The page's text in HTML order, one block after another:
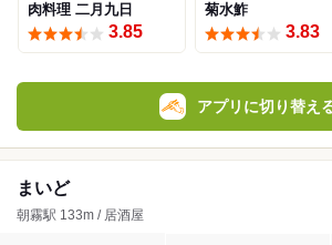
肉料理 二月九日
3.85
菊水鮓
3.83
アプリに切り替え
まいど
朝霧駅 133m / 居酒屋